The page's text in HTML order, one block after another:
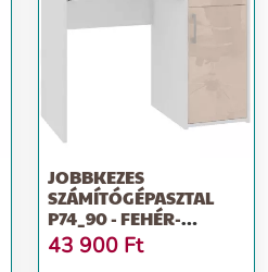
JOBBKEZES
SZÁMÍTÓGÉPASZTAL
P74_90 - FEHÉR-
CAPPUCCINO FÉNYES
43 900 Ft